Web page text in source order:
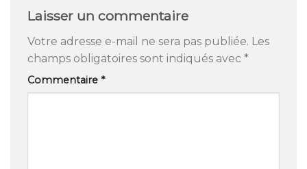
Laisser un commentaire
Votre adresse e-mail ne sera pas publiée. Les
champs obligatoires sont indiqués avec *
Commentaire *